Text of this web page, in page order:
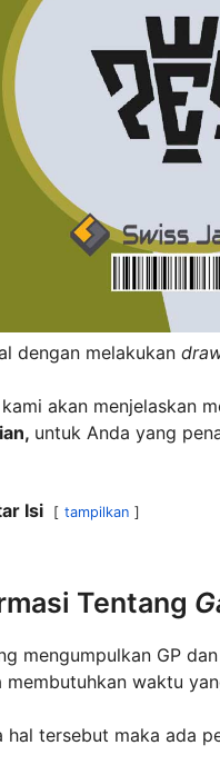
dengan melakukan
akan menjelaskan
untuk Anda yang
Isi tampilkan
Tentang
mengumpulkan GP
membutuhkan waktu
hal tersebut maka ada